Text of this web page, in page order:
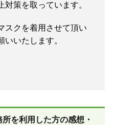
策を取っています。
スクを着用させて頂い
いたします。
所を利用した方の感想・